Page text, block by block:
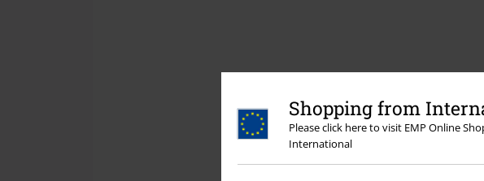
Shopping from
Please click here to visit EMP Online
International